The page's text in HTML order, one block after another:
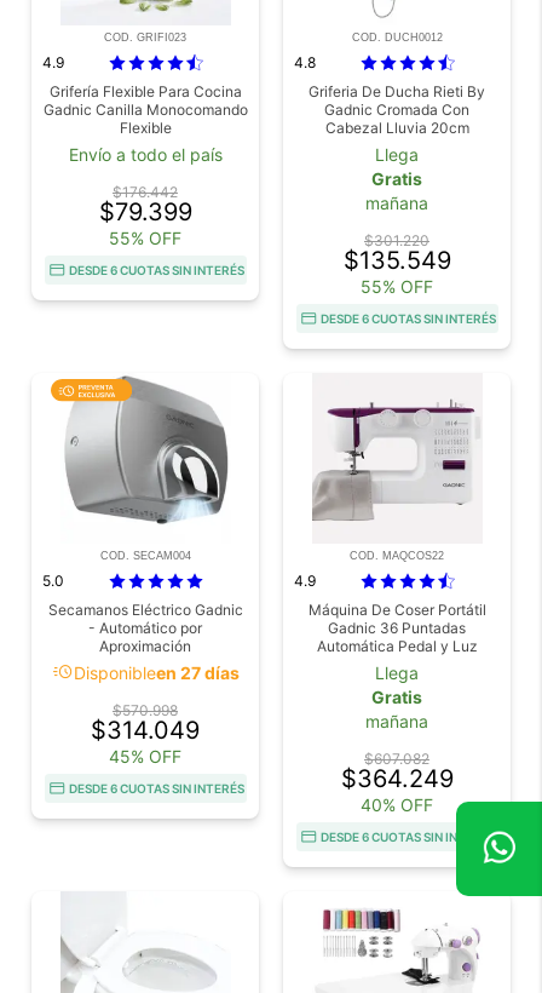
COD. GRIFI023
4.9
Grifería Flexible Para Cocina
Gadnic Canilla Monocomando
Flexible
Envío a todo el país
$176.442
$79.399
55% OFF
DESDE 6 CUOTAS SIN INTERÉS
COD. DUCH0012
4.8
Griferia De Ducha Rieti By
Gadnic Cromada Con
Cabezal Lluvia 20cm
Duchador Mano Altura
Ajustable 80 A 120cm Acero
Inoxidable
Llega
Gratis
mañana
$301.220
$135.549
55% OFF
DESDE 6 CUOTAS SIN INTERÉS
COD. SECAM004
5.0
Secamanos Eléctrico Gadnic
- Automático por
Aproximación
acuteDisponibleen 27 días
$570.998
$314.049
45% OFF
DESDE 6 CUOTAS SIN INTERÉS
COD. MAQCOS22
4.9
Máquina De Coser Portátil
Gadnic 36 Puntadas
Automática Pedal y Luz
Llega
Gratis
mañana
$607.082
$364.249
40% OFF
DESDE 6 CUOTAS SIN INTERÉS